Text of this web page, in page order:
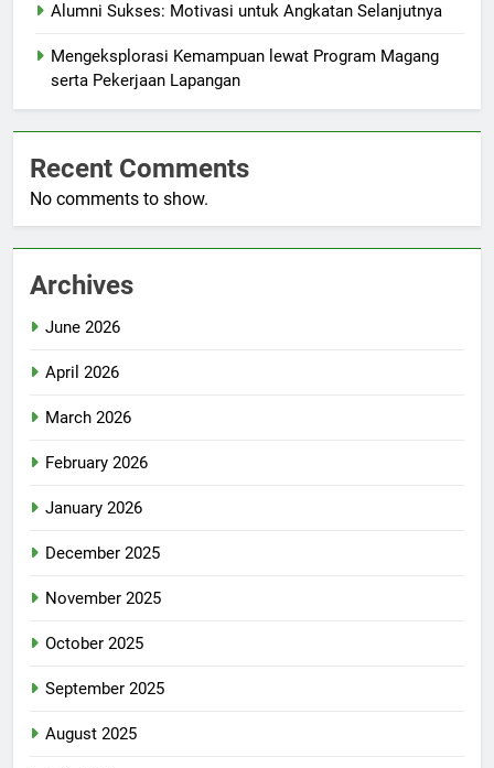
Alumni Sukses: Motivasi untuk Angkatan Selanjutnya
Mengeksplorasi Kemampuan lewat Program Magang
serta Pekerjaan Lapangan
Recent Comments
No comments to show.
Archives
June 2026
April 2026
March 2026
February 2026
January 2026
December 2025
November 2025
October 2025
September 2025
August 2025